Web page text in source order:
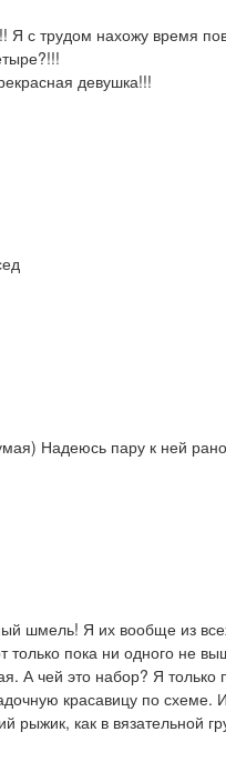
Я с трудом нахожу время
девушка!!!
Надеюсь пару к ней
шмель! Я их вообще из
пока ни одного не
А чей это набор? Я
красавицу по схеме.
рыжик, как в вязательной